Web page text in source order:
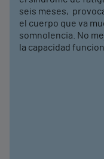
seis meses,
el cuerpo que va
somnolencia. No
la capacidad